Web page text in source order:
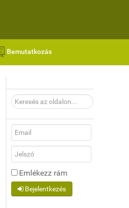
Bemutatkozás
Keresés
az
oldalon...
Emlékezz rám
Bejelentkezés